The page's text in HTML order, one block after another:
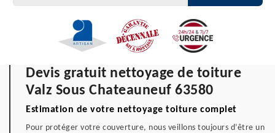
Devis gratuit nettoyage de toiture
Valz Sous Chateauneuf 63580
Estimation de votre nettoyage toiture complet
Pour protéger votre couverture, nous veillons toujours d’être un